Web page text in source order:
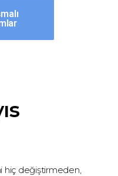
hiç değiştirmeden,